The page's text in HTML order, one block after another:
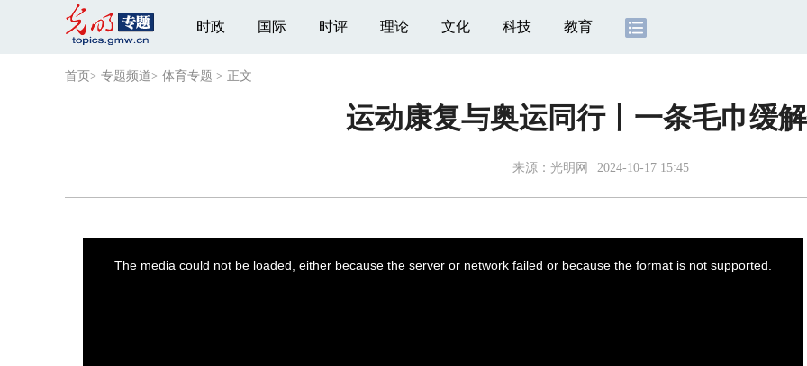
时政 国际 时评 理论 文化 科技 教育
首页 > 专题频道> 体育专题 > 正文
运动康复与奥运同行丨一条毛巾缓
来源： 光明网 2024-10-17 15:45
The media could not be loaded, either because the server or network failed or because the format is not supported.